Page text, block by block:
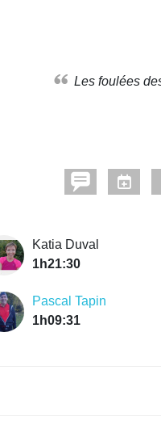
Les foulées
Katia Duval
1h21:30
Pascal Tapin
1h09:31